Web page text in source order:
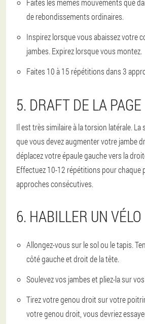
Faites les mêmes mouvements que
de rebondissements ordinaires.
Inspirez lorsque vous abaissez votre
jambes. Expirez lorsque vous montez.
Faites 10 à 15 répétitions dans 3
5. DRAFT DE LA PAGE
Il est très similaire à la torsion latérale. La
que vous devez augmenter votre jambe
déplacez votre épaule gauche vers la
Effectuez 10-12 répétitions pour chaque
approches consécutives.
6. HABILLER UN VÉLO
Allongez-vous sur le sol ou le tapis.
côté gauche et droit de la tête.
Soulevez vos jambes et pliez-la sur
Tirez votre genou droit sur votre
votre genou droit, vous devriez